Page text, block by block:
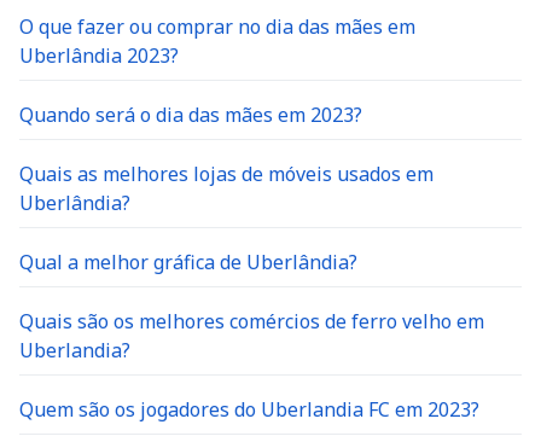
O que fazer ou comprar no dia das mães em
Uberlândia 2023?
Quando será o dia das mães em 2023?
Quais as melhores lojas de móveis usados em
Uberlândia?
Qual a melhor gráfica de Uberlândia?
Quais são os melhores comércios de ferro velho em
Uberlandia?
Quem são os jogadores do Uberlandia FC em 2023?